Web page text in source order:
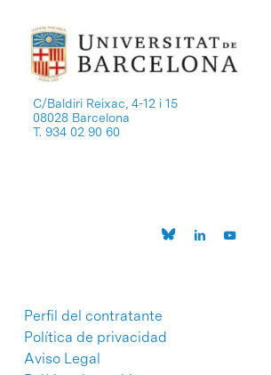
C/Baldiri Reixac, 4-12 i 15
08028 Barcelona
T. 934 02 90 60
Perfil del contratante
Política de privacidad
Aviso Legal